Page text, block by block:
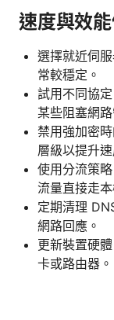
速度與效
選擇就近伺
常較穩定。
試用不同協
某些阻塞網
禁用強加密
層級以提升
使用分流策
流量直接走本
定期清理
網路回應。
更新裝置硬
卡或路由器。